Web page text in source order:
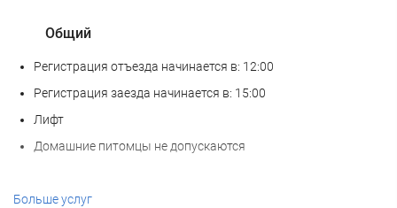
Общий
Регистрация отъезда начинается в: 12:00
Регистрация заезда начинается в: 15:00
Лифт
Домашние питомцы не допускаются
Больше услуг